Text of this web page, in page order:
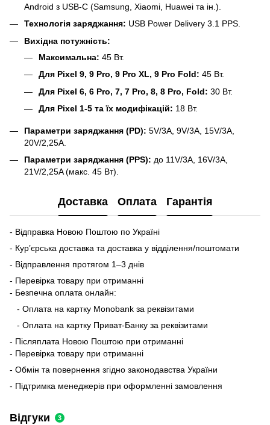
Android з USB-C (Samsung, Xiaomi, Huawei та ін.).
Технологія заряджання: USB Power Delivery 3.1 PPS.
Вихідна потужність:
Максимальна: 45 Вт.
Для Pixel 9, 9 Pro, 9 Pro XL, 9 Pro Fold: 45 Вт.
Для Pixel 6, 6 Pro, 7, 7 Pro, 8, 8 Pro, Fold: 30 Вт.
Для Pixel 1-5 та їх модифікацій: 18 Вт.
Параметри заряджання (PD): 5V/3A, 9V/3A, 15V/3A,
20V/2,25A.
Параметри заряджання (PPS): до 11V/3A, 16V/3A,
21V/2,25A (макс. 45 Вт).
Доставка Оплата Гарантія
- Відправка Новою Поштою по Україні
- Кур’єрська доставка та доставка у відділення/поштомати
- Відправлення протягом 1–3 днів
- Перевірка товару при отриманні
- Безпечна оплата онлайн:
- Оплата на картку Monobank за реквізитами
- Оплата на картку Приват-Банку за реквізитами
- Післяплата Новою Поштою при отриманні
- Перевірка товару при отриманні
- Обмін та повернення згідно законодавства України
- Підтримка менеджерів при оформленні замовлення
Відгуки 3